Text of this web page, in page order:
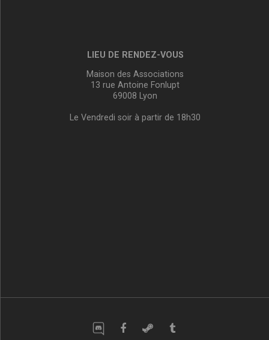
LIEU DE RENDEZ-VOUS
Maison des Associations
13 rue Antoine Fonlupt
69008 Lyon
Le Vendredi soir à partir de 18h30